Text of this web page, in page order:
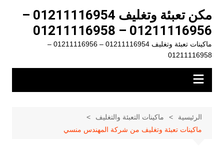
المحتوى
مكن تعبئة وتغليف 01211116954 –
01211116956 – 01211116958
ماكينات تعبئة وتغليف 01211116954 – 01211116956 –
01211116958
الرئيسية
ماكينات التعبئة والتغليف
ماكينات تعبئة وتغليف من شركة المهندس منسي